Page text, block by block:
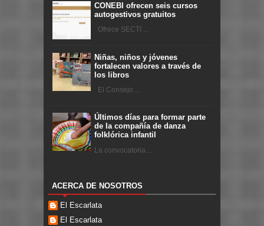
CONEBI ofrecen seis cursos
autogestivos gratuitos
Ofrece SECTI ...
Niñas, niños y jóvenes
fortalecen valores a través de
los libros
El Consejo ...
Últimos días para formar parte
de la compañía de danza
folklórica infantil
La convocatoria ...
ACERCA DE NOSOTROS
El Escarlata
El Escarlata